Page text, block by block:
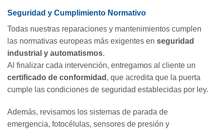
Seguridad y Cumplimiento Normativo
Todas nuestras reparaciones y mantenimientos cumplen
las normativas europeas más exigentes en seguridad
industrial y automatismos.
Al finalizar cada intervención, entregamos al cliente un
certificado de conformidad , que acredita que la puerta
cumple las condiciones de seguridad establecidas por ley.
Además, revisamos los sistemas de parada de
emergencia, fotocélulas, sensores de presión y